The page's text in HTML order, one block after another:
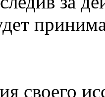
своего